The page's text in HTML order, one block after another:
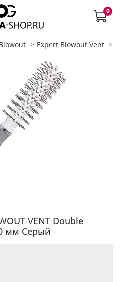
0
Expert Blowout Vent
VENT Double
мм Серый